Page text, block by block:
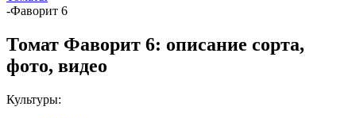
-Фаворит 6
Томат Фаворит 6: описание сорта,
фото, видео
Культуры: